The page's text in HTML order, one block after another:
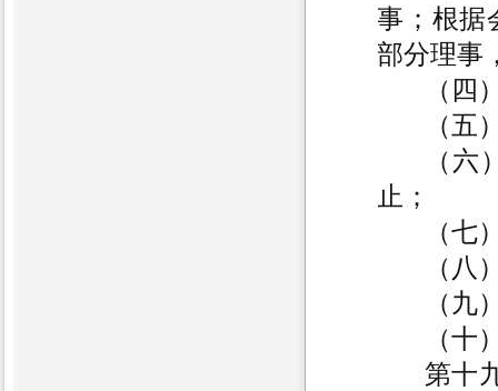
事；根据
部分理事
（四
（五
（
止；
（七
（八
（九
（十
第十